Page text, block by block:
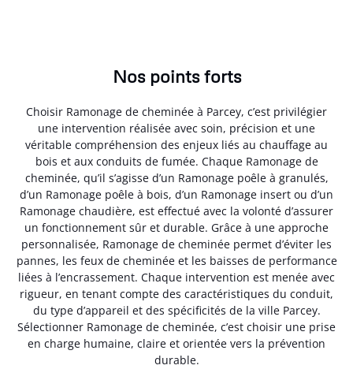
Nos points forts
Choisir Ramonage de cheminée à Parcey, c’est privilégier
une intervention réalisée avec soin, précision et une
véritable compréhension des enjeux liés au chauffage au
bois et aux conduits de fumée. Chaque Ramonage de
cheminée, qu’il s’agisse d’un Ramonage poêle à granulés,
d’un Ramonage poêle à bois, d’un Ramonage insert ou d’un
Ramonage chaudière, est effectué avec la volonté d’assurer
un fonctionnement sûr et durable. Grâce à une approche
personnalisée, Ramonage de cheminée permet d’éviter les
pannes, les feux de cheminée et les baisses de performance
liées à l’encrassement. Chaque intervention est menée avec
rigueur, en tenant compte des caractéristiques du conduit,
du type d’appareil et des spécificités de la ville Parcey.
Sélectionner Ramonage de cheminée, c’est choisir une prise
en charge humaine, claire et orientée vers la prévention
durable.